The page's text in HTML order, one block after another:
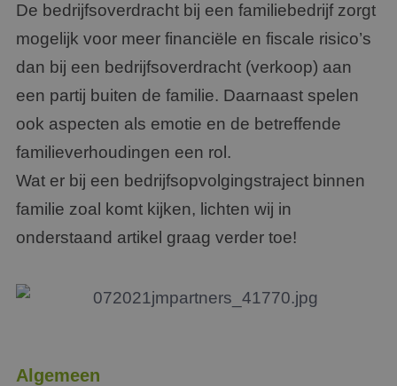
De bedrijfsoverdracht bij een familiebedrijf zorgt
mogelijk voor meer financiële en fiscale risico’s
dan bij een bedrijfsoverdracht (verkoop) aan
een partij buiten de familie. Daarnaast spelen
ook aspecten als emotie en de betreffende
familieverhoudingen een rol.
Wat er bij een bedrijfsopvolgingstraject binnen
familie zoal komt kijken, lichten wij in
onderstaand artikel graag verder toe!
Algemeen